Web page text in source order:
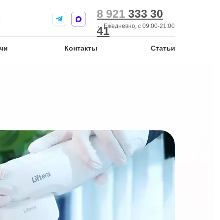
Статьи
Контакты
8 921 333 30
41Ежедневно, с 09:00-21:00
Контакты Статьи
8 921 333 30
41
врачом-
проведении
удалении